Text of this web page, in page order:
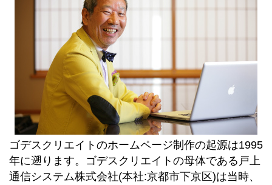
ゴデスクリエイトのホームページ制作の起源は1995
年に遡ります。ゴデスクリエイトの母体である戸上
通信システム株式会社(本社:京都市下京区)は当時、